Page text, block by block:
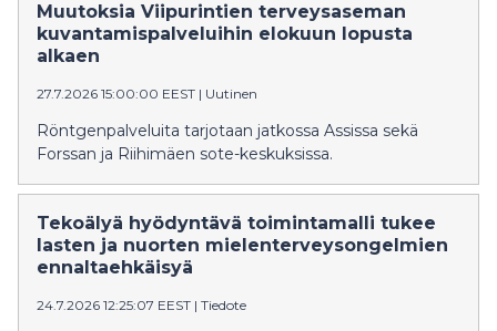
Muutoksia Viipurintien terveysaseman
kuvantamispalveluihin elokuun lopusta
alkaen
27.7.2026 15:00:00 EEST | Uutinen
Röntgenpalveluita tarjotaan jatkossa Assissa sekä
Forssan ja Riihimäen sote-keskuksissa.
Tekoälyä hyödyntävä toimintamalli tukee
lasten ja nuorten mielenterveysongelmien
ennaltaehkäisyä
24.7.2026 12:25:07 EEST | Tiedote